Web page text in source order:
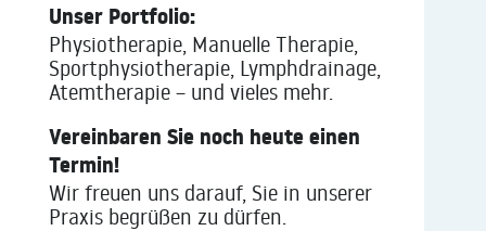
Unser Portfolio:
Physiotherapie, Manuelle Therapie,
Sportphysiotherapie, Lymphdrainage,
Atemtherapie – und vieles mehr.
Vereinbaren Sie noch heute einen
Termin!
Wir freuen uns darauf, Sie in unserer
Praxis begrüßen zu dürfen.